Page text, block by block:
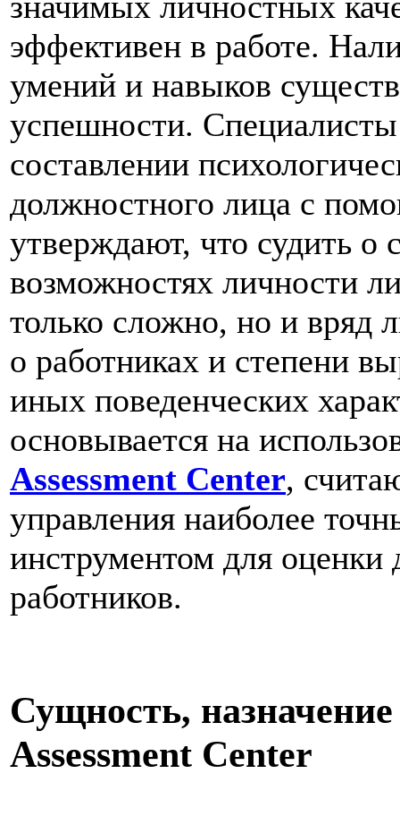
эффективен в работе.
умений и навыков
успешности.
составлении
должностного лица с
утверждают, что судить о
возможностях личности
только сложно, но и вряд
о работниках и степени
иных поведенческих
основывается на
Assessment Center,
управления наиболее
инструментом для оценки
работников.
Сущность,
Assessment Center